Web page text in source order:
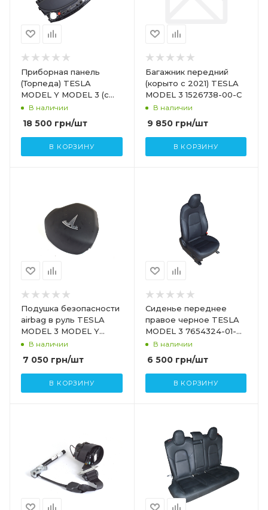
Приборная панель
(Торпеда) TESLA
MODEL Y MODEL 3 (c
2021) 1083401-05-O
1083401-05-M 1083401-
05-J
В наличии
18 500 грн/шт
В КОРЗИНУ
Багажник передний
(корыто с 2021) TESLA
MODEL 3 1526738-00-C
В наличии
9 850грн/шт
В КОРЗИНУ
Подушка безопасности
airbag в руль TESLA
MODEL 3 MODEL Y
1508347-71-B
В наличии
7 050 грн/шт
В КОРЗИНУ
Сиденье переднее
правое черное TESLA
MODEL 3 7654324-01-B
7654324-01-С
В наличии
6 500грн/шт
В КОРЗИНУ